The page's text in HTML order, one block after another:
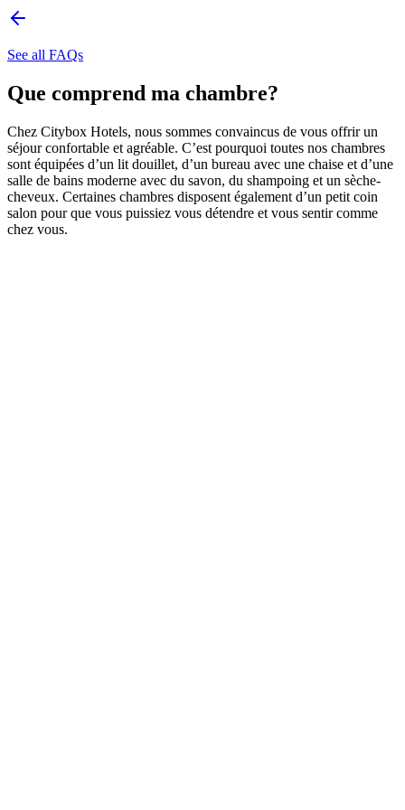
See all FAQs
Que comprend ma chambre?
Chez Citybox Hotels, nous sommes convaincus de vous offrir un
séjour confortable et agréable. C’est pourquoi toutes nos chambres
sont équipées d’un lit douillet, d’un bureau avec une chaise et d’une
salle de bains moderne avec du savon, du shampoing et un sèche-
cheveux. Certaines chambres disposent également d’un petit coin
salon pour que vous puissiez vous détendre et vous sentir comme
chez vous.